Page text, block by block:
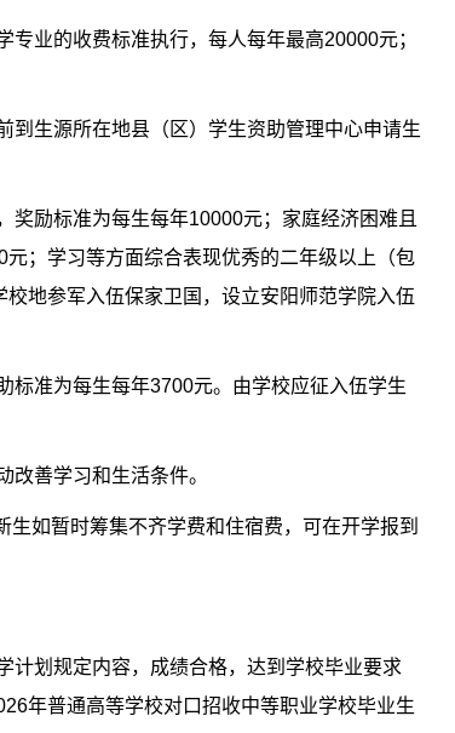
专业的收费标准执行，每人每年最高20000元；
到生源所在地县（区）学生资助管理中心申请生
奖励标准为每生每年10000元；家庭经济困难且
元；学习等方面综合表现优秀的二年级以上（包
校地参军入伍保家卫国，设立安阳师范学院入伍
标准为每生每年3700元。由学校应征入伍学生
善学习和生活条件。
如暂时筹集不齐学费和住宿费，可在开学报到
计划规定内容，成绩合格，达到学校毕业要求
年普通高等学校对口招收中等职业学校毕业生